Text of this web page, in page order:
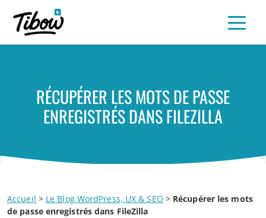
RÉCUPÉRER LES MOTS DE PASSE
ENREGISTRÉS DANS FILEZILLA
Accueil > Le Blog WordPress, UX & SEO > Récupérer les mots
de passe enregistrés dans FileZilla